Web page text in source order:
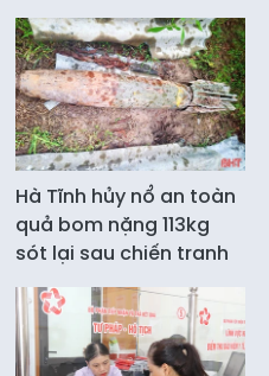
Hà Tĩnh hủy nổ an toàn
quả bom nặng 113kg
sót lại sau chiến tranh